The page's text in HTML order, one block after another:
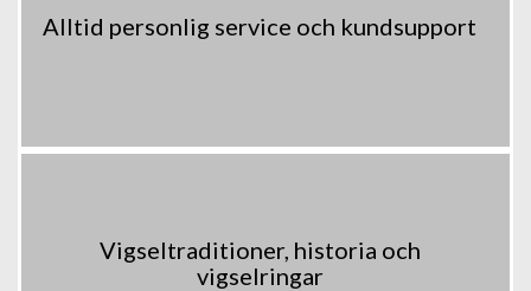
Alltid personlig service och kundsupport
Vigseltraditioner, historia och
vigselringar